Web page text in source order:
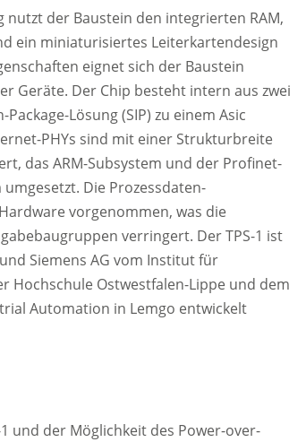
der Baustein den integrierten RAM,
ein miniaturisiertes Leiterkartendesign
eignet sich der Baustein
Geräte. Der Chip besteht intern aus zwei
Lösung (SIP) zu einem Asic
PHYs sind mit einer Strukturbreite
das ARM-Subsystem und der Profinet-
Die Prozessdaten-
vorgenommen, was die
verringert. Der TPS-1 ist
Siemens AG vom Institut für
Ostwestfalen-Lippe und dem
Automation in Lemgo entwickelt
und der Möglichkeit des Power-over-